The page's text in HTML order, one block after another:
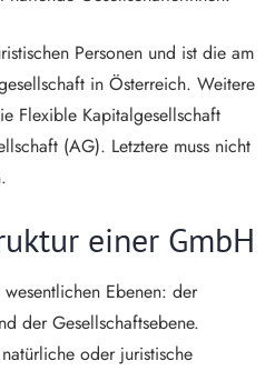
Personen und ist die am
in Österreich. Weitere
Flexible Kapitalgesellschaft
(AG). Letztere muss nicht
einer GmbH
Ebenen: der
der Gesellschaftsebene.
oder juristische